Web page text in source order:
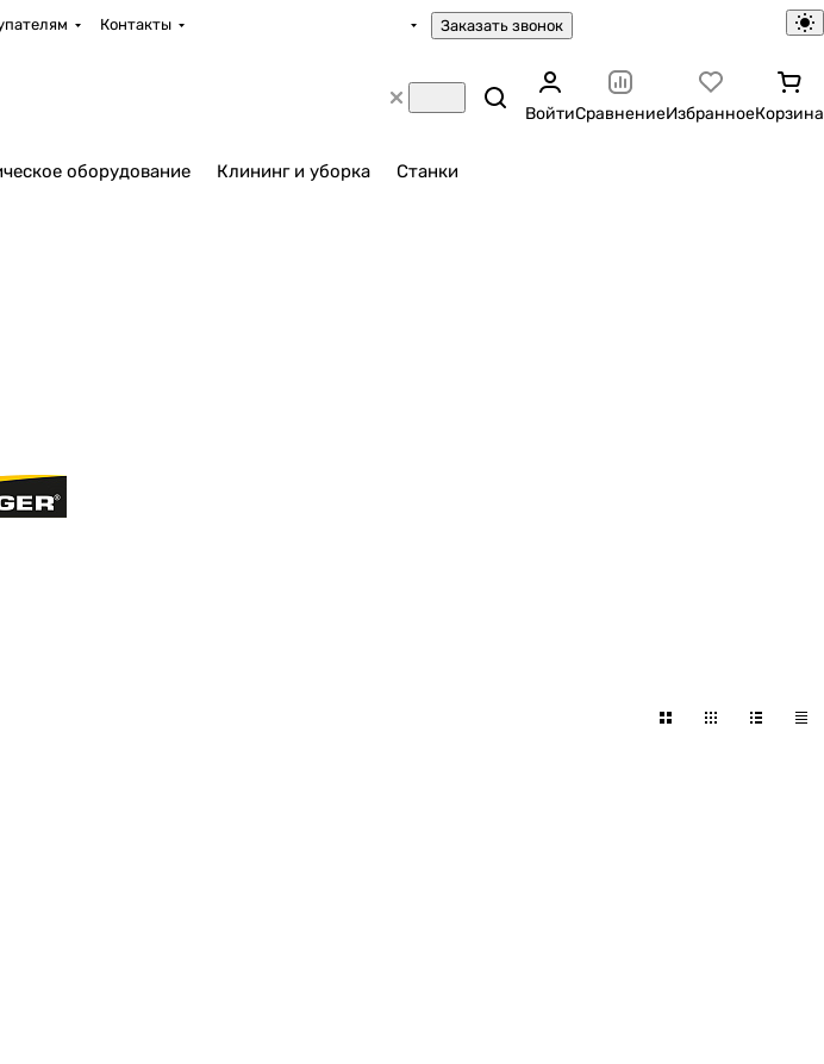
Контакты Заказать звонок
ВойтиСравнениеИзбранноеКорзина
оборудование Клининг и уборка Станки